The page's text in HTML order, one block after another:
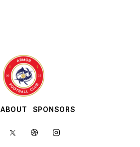
ABOUT SPONSORS